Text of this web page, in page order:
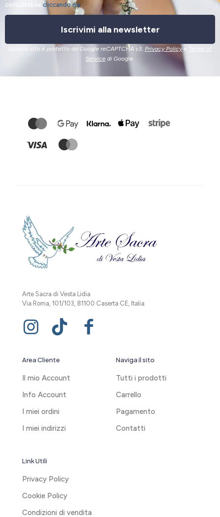
consultabile cliccando qui.
Iscrivimi alla newsletter
Questo sito è protetto da Google reCAPTCHA v3, Privacy Policye Terms of
Service di Google.
Arte Sacra di Vesta Lidia
Via Roma, 101/103, 81100 Caserta CE, Italia
Area Cliente
Il mio Account
Info Account
I miei ordini
I miei indirizzi
Naviga il sito
Tutti i prodotti
Carrello
Pagamento
Contatti
Link Utili
Privacy Policy
Cookie Policy
Condizioni di vendita